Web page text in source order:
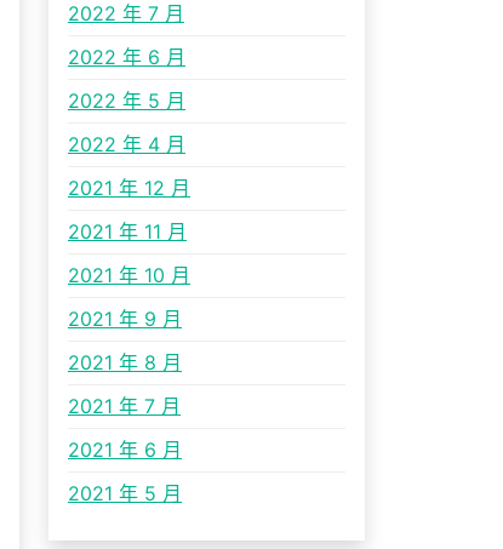
2022 年 7 月
2022 年 6 月
2022 年 5 月
2022 年 4 月
2021 年 12 月
2021 年 11 月
2021 年 10 月
2021 年 9 月
2021 年 8 月
2021 年 7 月
2021 年 6 月
2021 年 5 月